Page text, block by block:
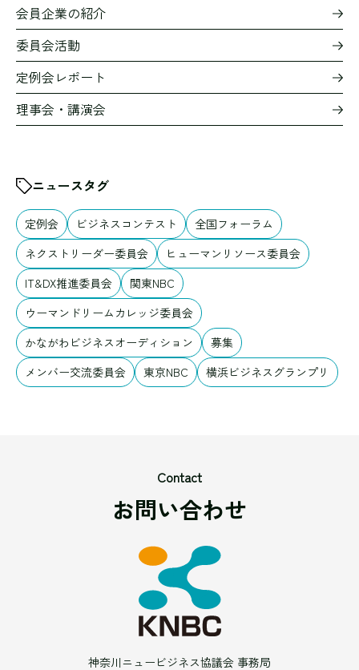
会員企業の紹介
委員会活動
定例会レポート
理事会・講演会
ニュースタグ
定例会 ビジネスコンテスト
全国フォーラム
ネクストリーダー委員会
ヒューマンリソース委員会
IT&DX推進委員会
関東NBC
ウーマンドリームカレッジ委員会
かながわビジネスオーディション
募集
メンバー交流委員会
東京NBC 横浜ビジネスグランプリ
Contact
お問い合わせ
神奈川ニュービジネス協議会 事務局